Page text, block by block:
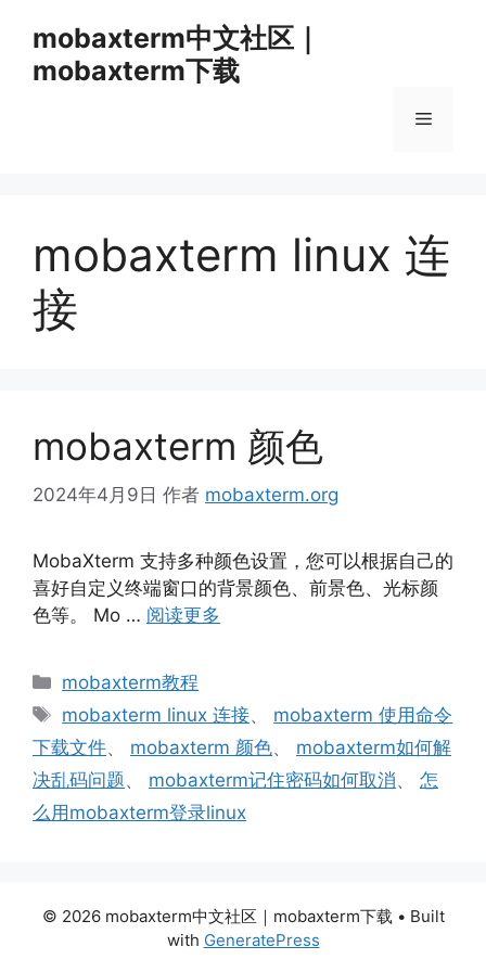
mobaxterm中文社区｜
mobaxterm下载
菜
mobaxterm linux 连
接
mobaxterm 颜色
2024年4月9日 作者 mobaxterm.org
MobaXterm 支持多种颜色设置，您可以根据自己的
喜好自定义终端窗口的背景颜色、前景色、光标颜
色等。 Mo … 阅读更多
分
mobaxterm教程
标
签
mobaxterm linux 连接、 mobaxterm 使用命令
下载文件、 mobaxterm 颜色、 mobaxterm如何解
决乱码问题、 mobaxterm记住密码如何取消、 怎
么用mobaxterm登录linux
© 2026 mobaxterm中文社区｜mobaxterm下载 • Built
with GeneratePress